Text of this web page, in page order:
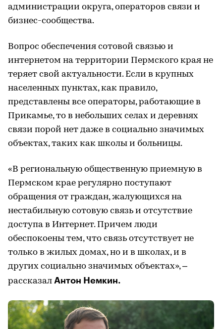
администрации округа, операторов связи и
бизнес-сообщества.
Вопрос обеспечения сотовой связью и
интернетом на территории Пермского края не
теряет свой актуальности. Если в крупных
населенных пунктах, как правило,
представлены все операторы, работающие в
Прикамье, то в небольших селах и деревнях
связи порой нет даже в социально значимых
объектах, таких как школы и больницы.
«В региональную общественную приемную в
Пермском крае регулярно поступают
обращения от граждан, жалующихся на
нестабильную сотовую связь и отсутствие
доступа в Интернет. Причем люди
обеспокоены тем, что связь отсутствует не
только в жилых домах, но и в школах, и в
других социально значимых объектах», –
рассказал Антон Немкин.